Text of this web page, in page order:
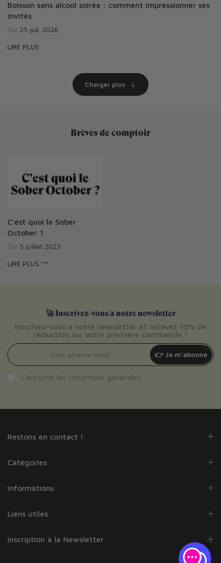
Boisson sans alcool soirée : comment impressionner ses
invités
Sur 25 juil. 2026
LIRE PLUS
Charger plus
Brèves de comptoir
C'est quoi le Sober
October ?
Sur 5 juillet 2023
LIRE PLUS
🚀 Inscrivez-vous à notre newsletter
Inscrivez-vous à notre newsletter et recevez 10% de
réduction sur votre première commande !
👉 Je m'abonne
J'accepte les conditions générales
Restons en contact !
Catégories
Informations
Liens utiles
Inscription à la Newsletter